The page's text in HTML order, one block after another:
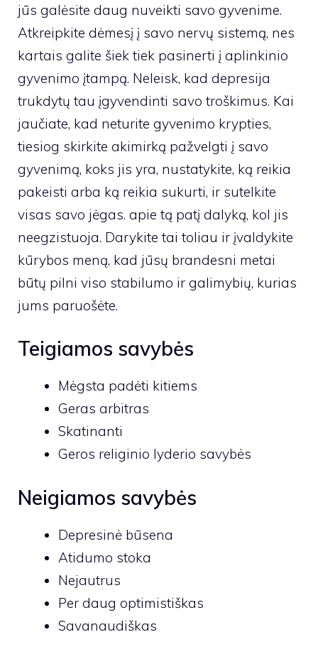
jūs galėsite daug nuveikti savo gyvenime.
Atkreipkite dėmesį į savo nervų sistemą, nes
kartais galite šiek tiek pasinerti į aplinkinio
gyvenimo įtampą. Neleisk, kad depresija
trukdytų tau įgyvendinti savo troškimus. Kai
jaučiate, kad neturite gyvenimo krypties,
tiesiog skirkite akimirką pažvelgti į savo
gyvenimą, koks jis yra, nustatykite, ką reikia
pakeisti arba ką reikia sukurti, ir sutelkite
visas savo jėgas. apie tą patį dalyką, kol jis
neegzistuoja. Darykite tai toliau ir įvaldykite
kūrybos meną, kad jūsų brandesni metai
būtų pilni viso stabilumo ir galimybių, kurias
jums paruošėte.
Teigiamos savybės
Mėgsta padėti kitiems
Geras arbitras
Skatinanti
Geros religinio lyderio savybės
Neigiamos savybės
Depresinė būsena
Atidumo stoka
Nejautrus
Per daug optimistiškas
Savanaudiškas